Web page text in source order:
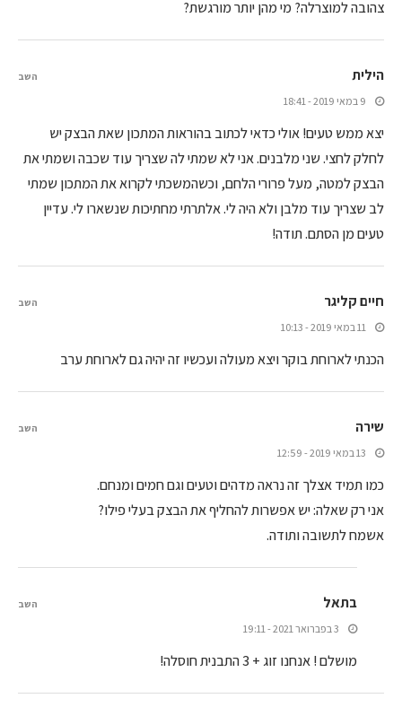
צהובה למוצרלה? מי מהן יותר מורגשת?
הילית
9 במאי 2019 - 18:41
יצא ממש טעים! אולי כדאי לכתוב בהוראות המתכון שאת הבצק יש
לחלק לחצי. שני מלבנים. אני לא שמתי לה שצריך עוד שכבה ושמתי את
הבצק למטה, מעל פרורי הלחם, וכשהמשכתי לקרוא את המתכון שמתי
לב שצריך עוד מלבן ולא היה לי. אלתרתי מחתיכות שנשארו לי. עדיין
טעים מן הסתם. תודה!
השב
חיים קליגר
11 במאי 2019 - 10:13
הכנתי לארוחת בוקר ויצא מעולה ועכשיו זה יהיה גם לארוחת ערב
השב
שירה
13 במאי 2019 - 12:59
כמו תמיד אצלך זה נראה מדהים וטעים וגם חמים ומנחם.
אני רק שאלה: יש אפשרות להחליף את הבצק בעלי פילו?
אשמח לתשובה ותודה.
השב
בתאל
3 בפברואר 2021 - 19:11
מושלם ! אנחנו זוג + 3 התבנית חוסלה!
השב